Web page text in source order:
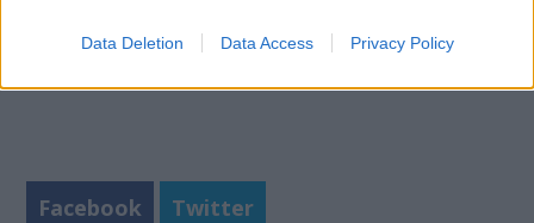
Data Deletion Data Access Privacy Policy
Facebook
Twitter